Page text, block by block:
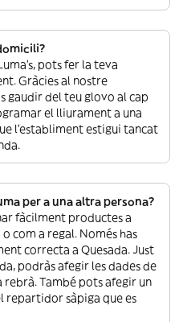
pots fer la teva
Gràcies al nostre
gaudir del teu glovo al cap
el lliurament a una
l’establiment estigui tancat
per a una altra persona?
fàcilment productes a
com a regal. Només has
correcta a Quesada. Just
podràs afegir les dades de
També pots afegir un
repartidor sàpiga que es